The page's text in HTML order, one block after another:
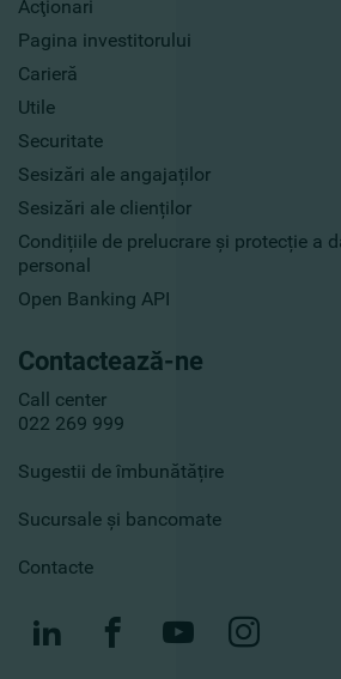
Acţionari
Pagina investitorului
Carieră
Utile
Securitate
Sesizări ale angajaților
Sesizări ale clienților
Condițiile de prelucrare și protecție a
personal
Open Banking API
Contactează-ne
Call center
022 269 999
Sugestii de îmbunătățire
Sucursale și bancomate
Contacte